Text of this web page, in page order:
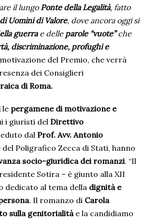
il lungoPonte della Legalità, fatto
Uomini di Valore, dove ancora oggi si
guerrae delle parole “vuote”che
discriminazione, profughi e
del Premio, che verrà
dei Consiglieri
di Roma.
le pergamene di motivazione e
i giuristi del Direttivo
dal Prof. Avv. Antonio
Poligrafico Zecca di Stati, hanno
socio-giuridica dei romanzi. “Il
Sotira – è giunto alla XII
dedicato al tema della dignità e
. Il romanzo di Carola
sulla genitorialitàe la candidiamo